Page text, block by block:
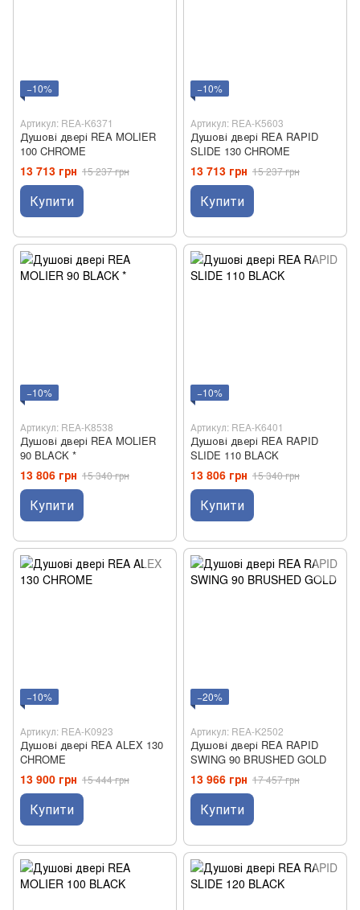
−10%
Артикул: REA-K6371
Душові двері REA MOLIER
100 CHROME
13 713 грн 15 237 грн
Купити
−10%
Артикул: REA-K5603
Душові двері REA RAPID
SLIDE 130 CHROME
13 713 грн 15 237 грн
Купити
−10%
Артикул: REA-K8538
Душові двері REA MOLIER
90 BLACK *
13 806 грн 15 340 грн
Купити
−10%
Артикул: REA-K6401
Душові двері REA RAPID
SLIDE 110 BLACK
13 806 грн 15 340 грн
Купити
−10%
Артикул: REA-K0923
Душові двері REA ALEX 130
CHROME
13 900 грн 15 444 грн
Купити
−20%
Артикул: REA-K2502
Душові двері REA RAPID
SWING 90 BRUSHED GOLD
13 966 грн 17 457 грн
Купити